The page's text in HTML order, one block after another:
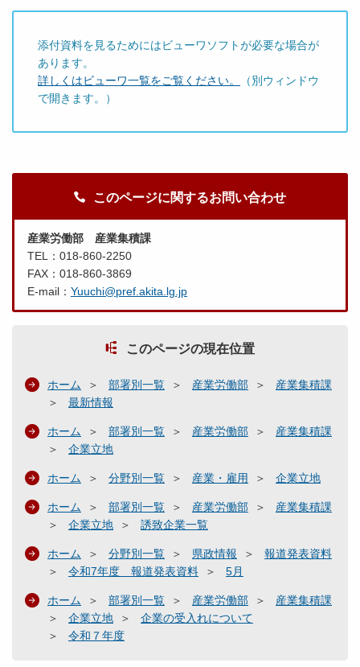
添付資料を見るためにはビューワソフトが必要な場合が
あります。
詳しくはビューワ一覧をご覧ください。
（別ウィンドウ
で開きます。）
このページに関するお問い合わせ
産業労働部 産業集積課
TEL：018-860-2250
FAX：018-860-3869
E-mail： Yuuchi@pref.akita.lg.jp
このページの現在位置
ホーム 部署別一覧 産業労働部
産業集積課
最新情報
ホーム 部署別一覧 産業労働部
産業集積課
企業立地
ホーム 分野別一覧 産業・雇用 企業立地
ホーム 部署別一覧 産業労働部
産業集積課
企業立地
誘致企業一覧
ホーム 分野別一覧 県政情報
報道発表資料
令和7年度 報道発表資料
5月
ホーム 部署別一覧 産業労働部
産業集積課
企業立地
企業の受入れについて
令和７年度